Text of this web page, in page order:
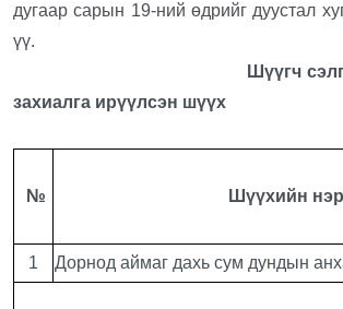
дугаар сарын 19-ний өдрийг дуустал
үү.
Шүүгч
захиалга ирүүлсэн шүүх
№ Шүүхийн нэр
1
Дорнод аймаг дахь сум дундын